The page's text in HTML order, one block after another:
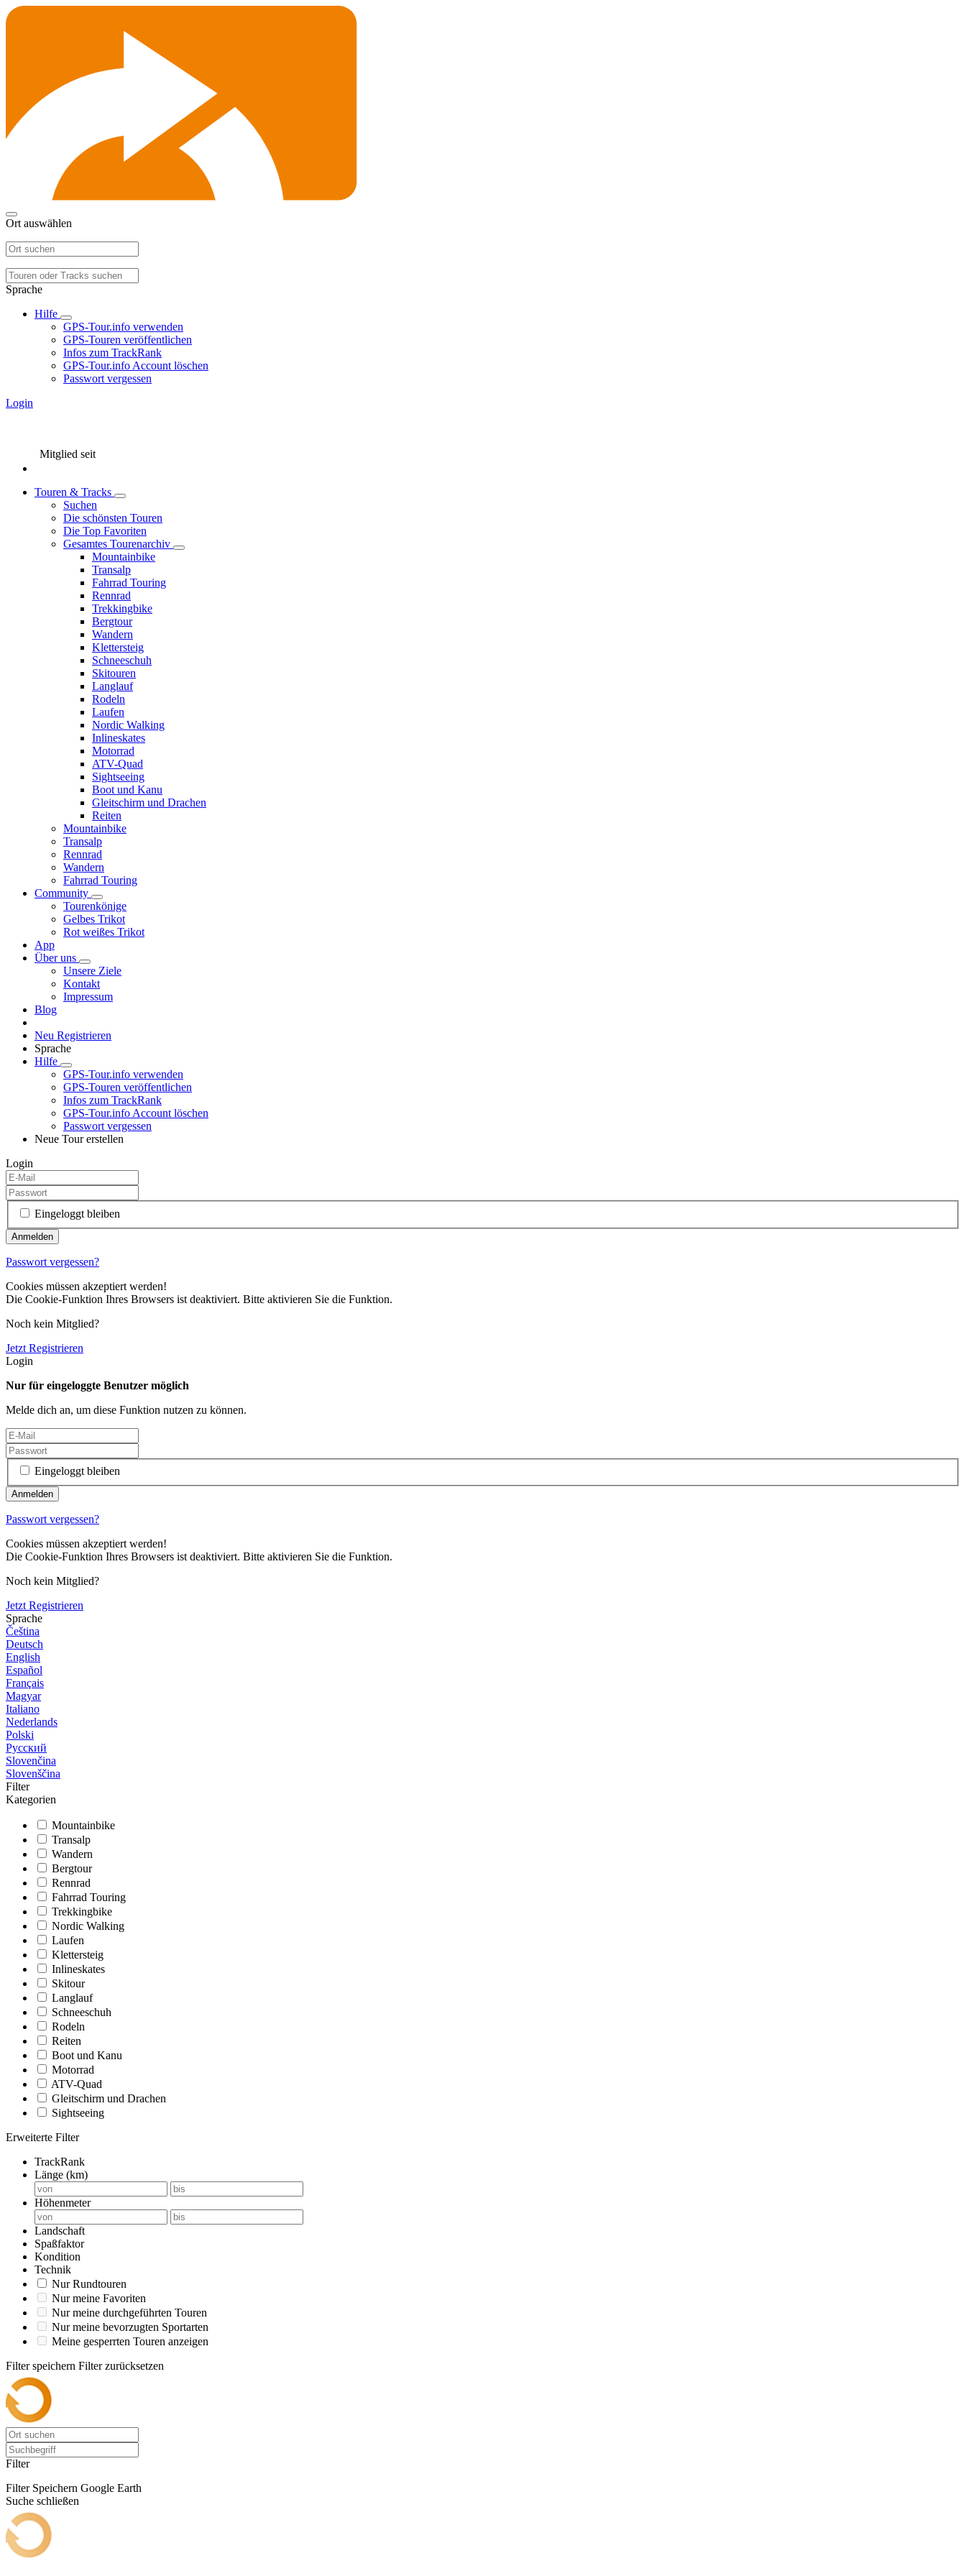
Ort auswählen
Sprache
Hilfe
GPS-Tour.info verwenden
GPS-Touren veröffentlichen
Infos zum TrackRank
GPS-Tour.info Account löschen
Passwort vergessen
Login
Mitglied seit
Touren & Tracks
Suchen
Die schönsten Touren
Die Top Favoriten
Gesamtes Tourenarchiv
Mountainbike
Transalp
Fahrrad Touring
Rennrad
Trekkingbike
Bergtour
Wandern
Klettersteig
Schneeschuh
Skitouren
Langlauf
Rodeln
Laufen
Nordic Walking
Inlineskates
Motorrad
ATV-Quad
Sightseeing
Boot und Kanu
Gleitschirm und Drachen
Reiten
Mountainbike
Transalp
Rennrad
Wandern
Fahrrad Touring
Community
Tourenkönige
Gelbes Trikot
Rot weißes Trikot
App
Über uns
Unsere Ziele
Kontakt
Impressum
Blog
Neu Registrieren
Sprache
Hilfe
GPS-Tour.info verwenden
GPS-Touren veröffentlichen
Infos zum TrackRank
GPS-Tour.info Account löschen
Passwort vergessen
Neue Tour erstellen
Login
Eingeloggt bleiben
Passwort vergessen?
Cookies müssen akzeptiert werden!
Die Cookie-Funktion Ihres Browsers ist deaktiviert. Bitte aktivieren Sie die Funktion.
Noch kein Mitglied?
Jetzt Registrieren
Login
Nur für eingeloggte Benutzer möglich
Melde dich an, um diese Funktion nutzen zu können.
Eingeloggt bleiben
Passwort vergessen?
Cookies müssen akzeptiert werden!
Die Cookie-Funktion Ihres Browsers ist deaktiviert. Bitte aktivieren Sie die Funktion.
Noch kein Mitglied?
Jetzt Registrieren
Sprache
Čeština
Deutsch
English
Español
Français
Magyar
Italiano
Nederlands
Polski
Русский
Slovenčina
Slovenščina
Filter
Kategorien
Mountainbike
Transalp
Wandern
Bergtour
Rennrad
Fahrrad Touring
Trekkingbike
Nordic Walking
Laufen
Klettersteig
Inlineskates
Skitour
Langlauf
Schneeschuh
Rodeln
Reiten
Boot und Kanu
Motorrad
ATV-Quad
Gleitschirm und Drachen
Sightseeing
Erweiterte Filter
TrackRank
Länge (km)
Höhenmeter
Landschaft
Spaßfaktor
Kondition
Technik
Nur Rundtouren
Nur meine Favoriten
Nur meine durchgeführten Touren
Nur meine bevorzugten Sportarten
Meine gesperrten Touren anzeigen
Filter speichern Filter zurücksetzen
Filter
Filter Speichern Google Earth
Suche schließen